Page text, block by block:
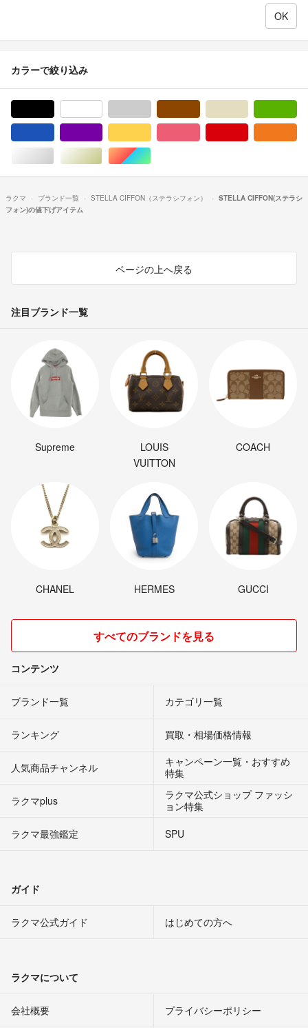
カラーで絞り込み
シルバー/銀色系ゴールド/金色系マルチカラー
ラクマ ブランド一覧 STELLA CIFFON（ステラシフォン）
STELLA CIFFON(ステラシ
フォン)の値下げアイテム
ページの上へ戻る
注目ブランド一覧
Supreme
LOUIS
VUITTON
COACH
CHANEL HERMES GUCCI
すべてのブランドを見る
コンテンツ
ブランド一覧 カテゴリ一覧
ランキング 買取・相場価格情報
人気商品チャンネル
キャンペーン一覧・おすすめ
特集
ラクマplus
ラクマ公式ショップ ファッシ
ョン特集
ラクマ最強鑑定
SPU
ガイド
ラクマ公式ガイド はじめての方へ
ラクマについて
会社概要 プライバシーポリシー